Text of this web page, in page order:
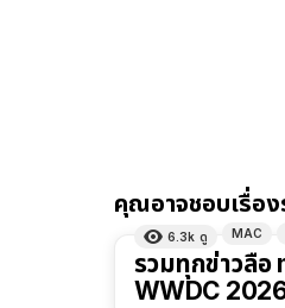
คุณอาจชอบเรื่อง
6.3k ดู MAC
รวมทุกข่าวลือ
WWDC